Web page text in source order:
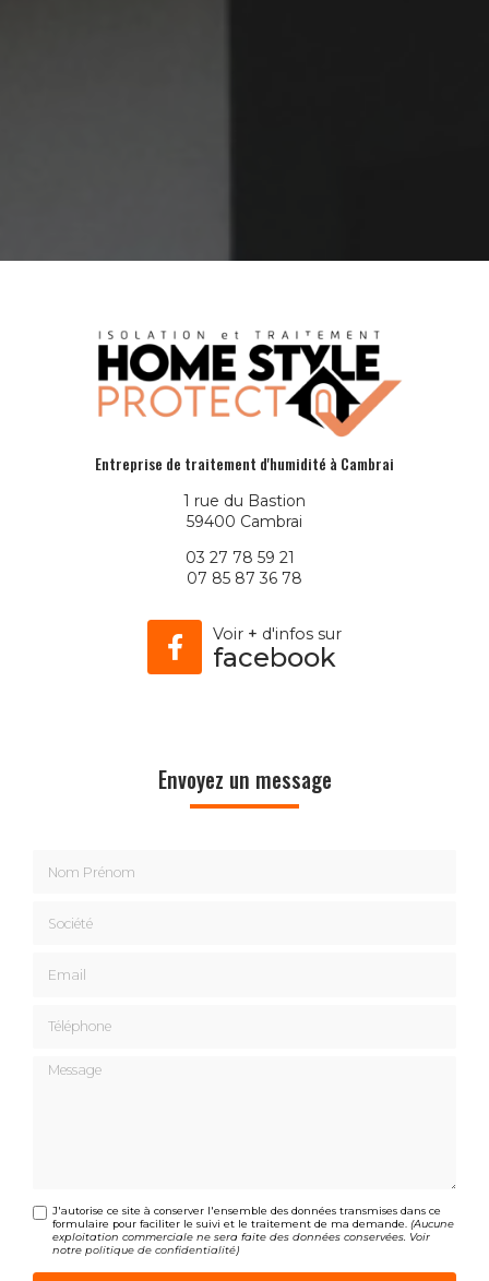
Entreprise de traitement d'humidité à Cambrai
1 rue du Bastion
59400 Cambrai
03 27 78 59 21
07 85 87 36 78
Voir + d'infos sur
facebook
Envoyez un message
Message
J'autorise ce site à conserver l'ensemble des données transmises dans ce
formulaire pour faciliter le suivi et le traitement de ma demande. (Aucune
exploitation commerciale ne sera faite des données conservées. Voir
notrepolitique de confidentialité)